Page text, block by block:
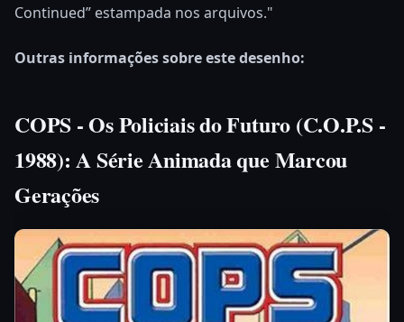
Continued” estampada nos arquivos."
Outras informações sobre este desenho:
COPS - Os Policiais do Futuro (C.O.P.S -
1988): A Série Animada que Marcou
Gerações